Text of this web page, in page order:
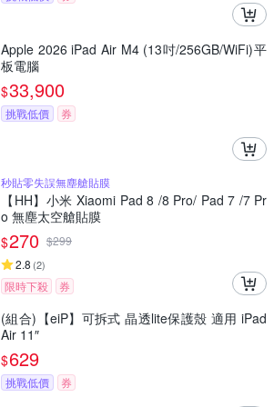
Apple 2026 iPad Air M4 (13吋/256GB/WiFi)平
板電腦
$33,900
挑戰低價 券
秒貼零失誤無塵艙貼膜
【HH】小米 Xiaomi Pad 8 /8 Pro/ Pad 7 /7 Pr
o 無塵太空艙貼膜
$270 $299
2.8 (2)
限時下殺 券
(組合)【eiP】可拆式 晶透lite保護殼 適用 iPad
Air 11″
$629
挑戰低價 券